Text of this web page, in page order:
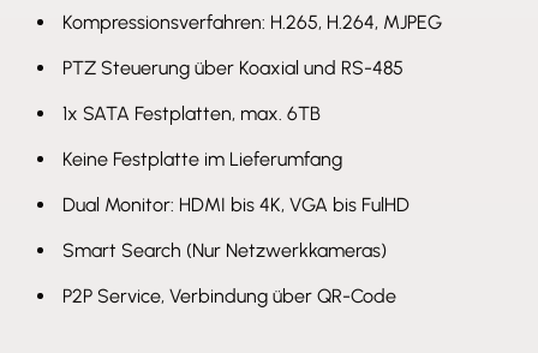
Kompressionsverfahren: H.265, H.264, MJPEG
PTZ Steuerung über Koaxial und RS-485
1x SATA Festplatten, max. 6TB
Keine Festplatte im Lieferumfang
Dual Monitor: HDMI bis 4K, VGA bis FulHD
Smart Search (Nur Netzwerkkameras)
P2P Service, Verbindung über QR-Code